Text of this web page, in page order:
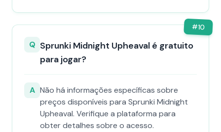
#10
Q Sprunki Midnight Upheaval é gratuito
para jogar?
A Não há informações específicas sobre
preços disponíveis para Sprunki Midnight
Upheaval. Verifique a plataforma para
obter detalhes sobre o acesso.